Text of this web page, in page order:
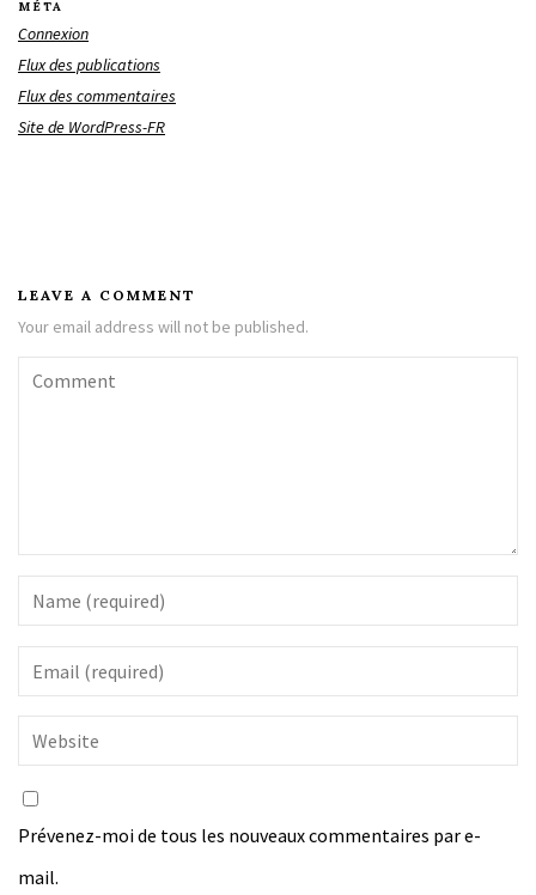
MÉTA
Connexion
Flux des publications
Flux des commentaires
Site de WordPress-FR
LEAVE A COMMENT
Your email address will not be published.
Prévenez-moi de tous les nouveaux commentaires par e-
mail.